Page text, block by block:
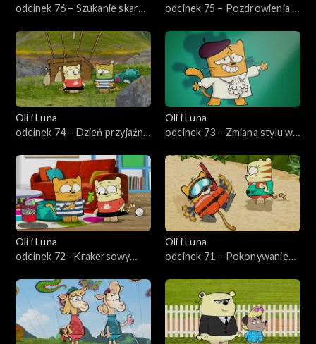
odcinek 76 – Szukanie skarbu
odcinek 75 – Pozdrowienia z
Oli i Luna
odcinek 74 – Dzień przyjaźni
Oli i Luna
odcinek 73 – Zmiana stylu w
Oli i Luna
odcinek 72– Krakersowy
Oli i Luna
odcinek 71 – Pokonywanie